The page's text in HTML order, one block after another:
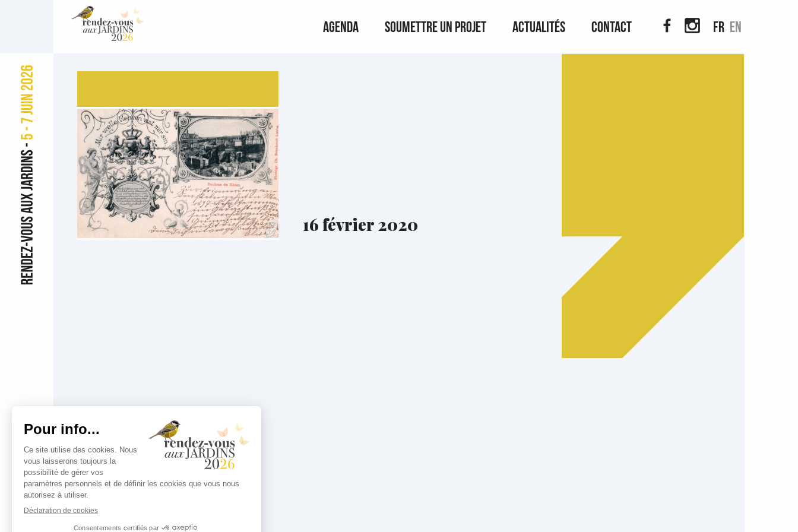
fr en
Agenda Soumettre un projet Actualités Contact
16 février 2020